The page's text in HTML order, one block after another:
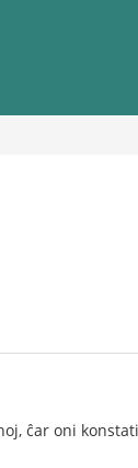
ĉar oni